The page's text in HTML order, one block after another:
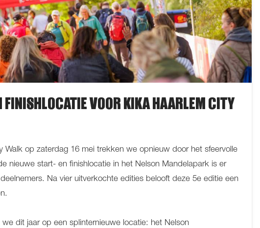
FINISHLOCATIE VOOR KIKA HAARLEM CITY
Walk op zaterdag 16 mei trekken we opnieuw door het sfeervolle
nieuwe start- en finishlocatie in het Nelson Mandelapark is er
Na vier uitverkochte edities belooft deze 5e editie een
dit jaar op een splinternieuwe locatie: het Nelson